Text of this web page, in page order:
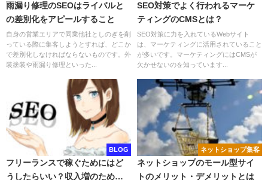
雨漏り修理のSEOはライバルと
の差別化をアピールすること
自身の営業エリアで同業他社としのぎを削
っている際に集客しようとすれば、どこか
で差別化しなければならないものです。外
装塗装や雨漏り修理といった...
SEO対策でよく行われるマーケ
ティングのCMSとは？
SEO対策に力を入れているWebサイト
は、マーケティングに活用されていること
が多いです。マーケティングにはCMSが
欠かせないのを知っています...
BLOG
フリーランスで稼ぐためにはど
うしたらいい？収入増のための
ネットショップ集客
ネットショップのモール型サイ
トのメリット・デメリットとは